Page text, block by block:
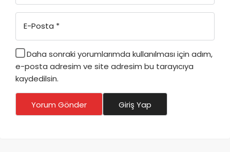
E-Posta *
Daha sonraki yorumlarımda kullanılması için adım,
e-posta adresim ve site adresim bu tarayıcıya
kaydedilsin.
Yorum Gönder Giriş Yap